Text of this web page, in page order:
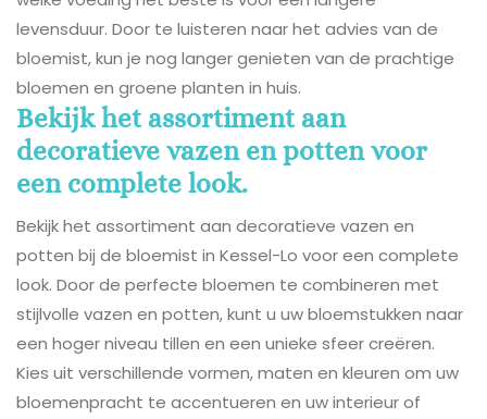
levensduur. Door te luisteren naar het advies van de
bloemist, kun je nog langer genieten van de prachtige
bloemen en groene planten in huis.
Bekijk het assortiment aan
decoratieve vazen en potten voor
een complete look.
Bekijk het assortiment aan decoratieve vazen en
potten bij de bloemist in Kessel-Lo voor een complete
look. Door de perfecte bloemen te combineren met
stijlvolle vazen en potten, kunt u uw bloemstukken naar
een hoger niveau tillen en een unieke sfeer creëren.
Kies uit verschillende vormen, maten en kleuren om uw
bloemenpracht te accentueren en uw interieur of